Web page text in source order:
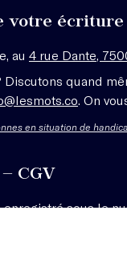
votre écriture
au 4 rue Dante,
Discutons quand
. On
en situation de
CGV
sous le